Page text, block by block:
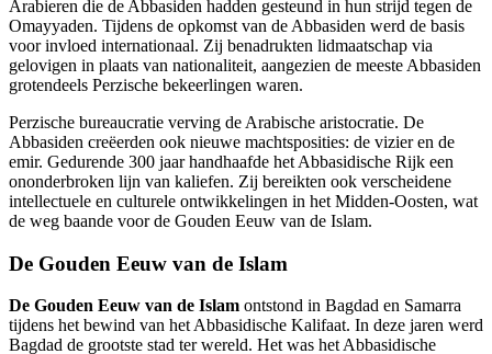
Arabieren die de Abbasiden hadden gesteund in hun strijd tegen de
Omayyaden. Tijdens de opkomst van de Abbasiden werd de basis
voor invloed internationaal. Zij benadrukten lidmaatschap via
gelovigen in plaats van nationaliteit, aangezien de meeste Abbasiden
grotendeels Perzische bekeerlingen waren.
Perzische bureaucratie verving de Arabische aristocratie. De
Abbasiden creëerden ook nieuwe machtsposities: de vizier en de
emir. Gedurende 300 jaar handhaafde het Abbasidische Rijk een
ononderbroken lijn van kaliefen. Zij bereikten ook verscheidene
intellectuele en culturele ontwikkelingen in het Midden-Oosten, wat
de weg baande voor de Gouden Eeuw van de Islam.
De Gouden Eeuw van de Islam
De Gouden Eeuw van de Islam ontstond in Bagdad en Samarra
tijdens het bewind van het Abbasidische Kalifaat. In deze jaren werd
Bagdad de grootste stad ter wereld. Het was het Abbasidische